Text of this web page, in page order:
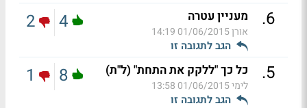
6
. מעניין עטרה
אורן01/06/2015 14:19
הגב לתגובה זו
4
2
5
. כל כך "ללקק את התחת" (ל"ת)
לימי01/06/2015 13:58
הגב לתגובה זו
8
1